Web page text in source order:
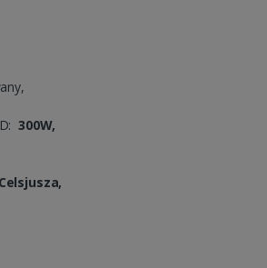
300W,